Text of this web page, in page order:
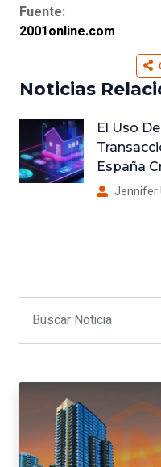
Fuente:
2001online.com
Noticias
El Uso
España
Jennifer